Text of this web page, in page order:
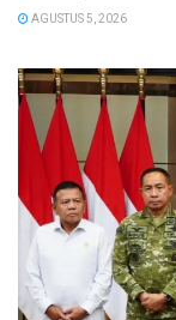
AGUSTUS 5, 2026